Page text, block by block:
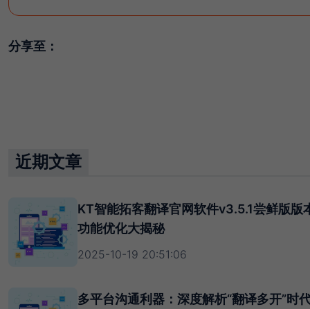
分享至：
近期文章
KT智能拓客翻译官网软件v3.5.1尝鲜版版
功能优化大揭秘
2025-10-19 20:51:06
多平台沟通利器：深度解析“翻译多开”时